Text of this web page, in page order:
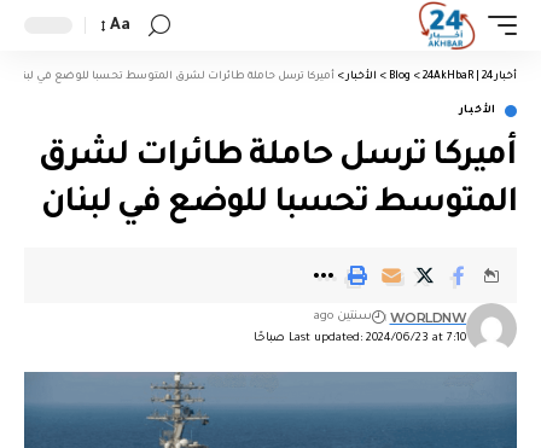
Aa
أخبار 24 | 24AkHbaR >
Blog
> الأخبار > أميركا ترسل حاملة طائرات لشرق المتوسط تحسبا للوضع في لبنان
الأخبار
أميركا ترسل حاملة طائرات لشرق
المتوسط تحسبا للوضع في لبنان
Last updated: 2024/06/23 at 7:10 صباحًا
WORLDNW سنتين ago